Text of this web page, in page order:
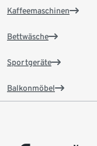
Kaffeemaschinen
Bettwäsche
Sportgeräte
Balkonmöbel